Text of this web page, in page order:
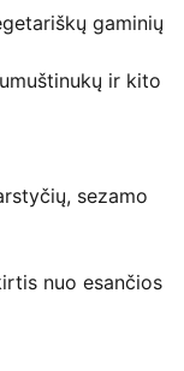
gaminių
ir kito
sezamo
nuo esančios